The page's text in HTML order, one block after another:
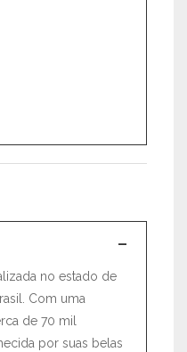
no estado de
Com uma
de 70 mil
por suas belas